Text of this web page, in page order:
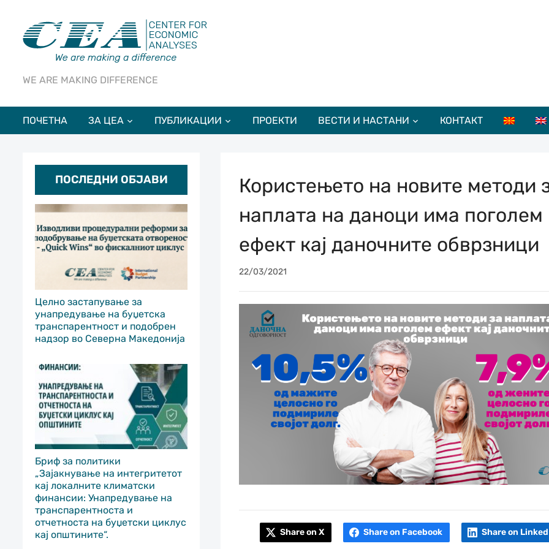
WE ARE MAKING DIFFERENCE
ПОЧЕТНА ЗА ЦЕА ПУБЛИКАЦИИ ПРОЕКТИ ВЕСТИ И НАСТАНИ КОНТАКТ
ПОСЛЕДНИ ОБЈАВИ
Целно застапување за
унапредување на буџетска
транспарентност и подобрен
надзор во Северна Македонија
Бриф за политики
„Зајакнување на интегритетот
кај локалните климатски
финансии: Унапредување на
транспарентноста и
отчетноста на буџетски циклус
кај општините“.
Користењето на новите методи
наплата на даноци има поголем
ефект кај даночните обврзници
22/03/2021
Share on X Share on Facebook Share on